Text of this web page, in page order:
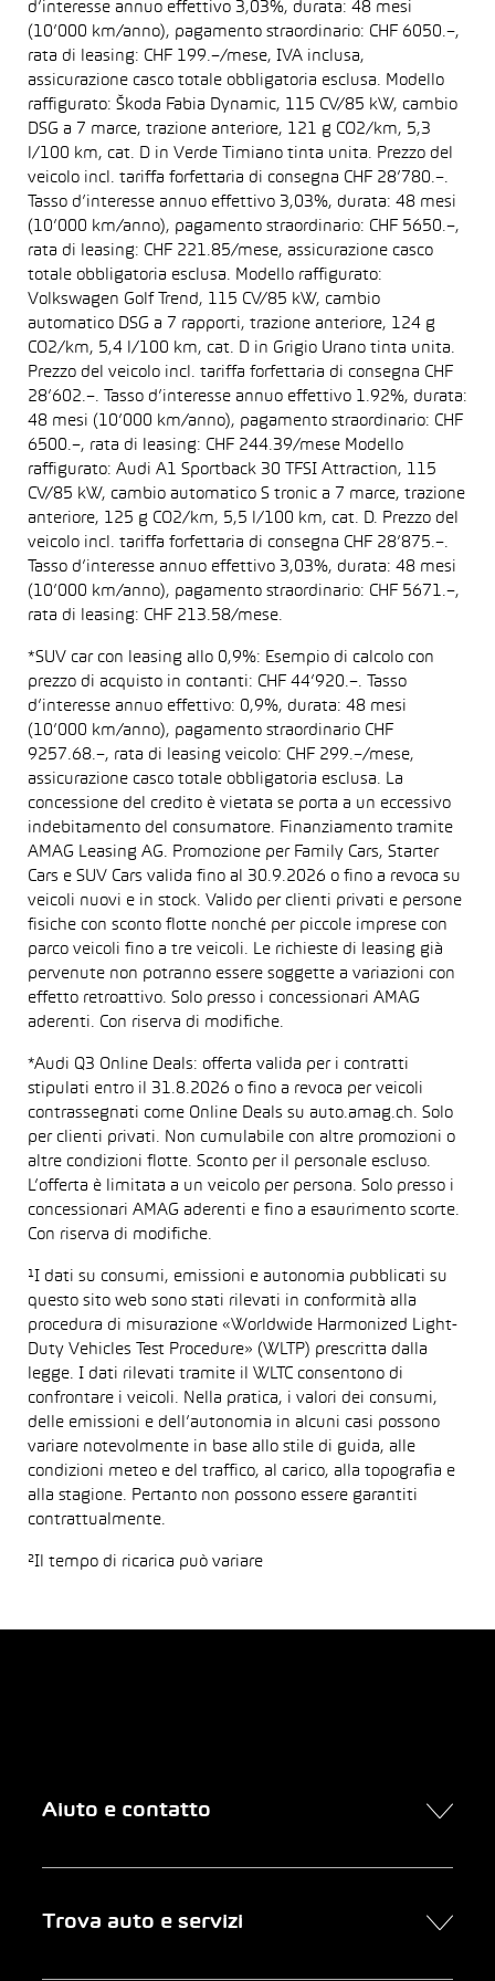
d’interesse annuo effettivo 3,03%, durata: 48 mesi
(10’000 km/anno), pagamento straordinario: CHF 6050.–,
rata di leasing: CHF 199.–/mese, IVA inclusa,
assicurazione casco totale obbligatoria esclusa. Modello
raffigurato: Škoda Fabia Dynamic, 115 CV/85 kW, cambio
DSG a 7 marce, trazione anteriore, 121 g CO2/km, 5,3
l/100 km, cat. D in Verde Timiano tinta unita. Prezzo del
veicolo incl. tariffa forfettaria di consegna CHF 28’780.–.
Tasso d’interesse annuo effettivo 3,03%, durata: 48 mesi
(10’000 km/anno), pagamento straordinario: CHF 5650.–,
rata di leasing: CHF 221.85/mese, assicurazione casco
totale obbligatoria esclusa. Modello raffigurato:
Volkswagen Golf Trend, 115 CV/85 kW, cambio
automatico DSG a 7 rapporti, trazione anteriore, 124 g
CO2/km, 5,4 l/100 km, cat. D in Grigio Urano tinta unita.
Prezzo del veicolo incl. tariffa forfettaria di consegna CHF
28’602.–. Tasso d’interesse annuo effettivo 1.92%, durata:
48 mesi (10’000 km/anno), pagamento straordinario: CHF
6500.–, rata di leasing: CHF 244.39/mese Modello
raffigurato: Audi A1 Sportback 30 TFSI Attraction, 115
CV/85 kW, cambio automatico S tronic a 7 marce, trazione
anteriore, 125 g CO2/km, 5,5 l/100 km, cat. D. Prezzo del
veicolo incl. tariffa forfettaria di consegna CHF 28’875.–.
Tasso d’interesse annuo effettivo 3,03%, durata: 48 mesi
(10’000 km/anno), pagamento straordinario: CHF 5671.–,
rata di leasing: CHF 213.58/mese.
*SUV car con leasing allo 0,9%: Esempio di calcolo con
prezzo di acquisto in contanti: CHF 44’920.–. Tasso
d’interesse annuo effettivo: 0,9%, durata: 48 mesi
(10’000 km/anno), pagamento straordinario CHF
9257.68.–, rata di leasing veicolo: CHF 299.–/mese,
assicurazione casco totale obbligatoria esclusa. La
concessione del credito è vietata se porta a un eccessivo
indebitamento del consumatore. Finanziamento tramite
AMAG Leasing AG. Promozione per Family Cars, Starter
Cars e SUV Cars valida fino al 30.9.2026 o fino a revoca su
veicoli nuovi e in stock. Valido per clienti privati e persone
fisiche con sconto flotte nonché per piccole imprese con
parco veicoli fino a tre veicoli. Le richieste di leasing già
pervenute non potranno essere soggette a variazioni con
effetto retroattivo. Solo presso i concessionari AMAG
aderenti. Con riserva di modifiche.
*Audi Q3 Online Deals: offerta valida per i contratti
stipulati entro il 31.8.2026 o fino a revoca per veicoli
contrassegnati come Online Deals su auto.amag.ch. Solo
per clienti privati. Non cumulabile con altre promozioni o
altre condizioni flotte. Sconto per il personale escluso.
L’offerta è limitata a un veicolo per persona. Solo presso i
concessionari AMAG aderenti e fino a esaurimento scorte.
Con riserva di modifiche.
¹I dati su consumi, emissioni e autonomia pubblicati su
questo sito web sono stati rilevati in conformità alla
procedura di misurazione «Worldwide Harmonized Light-
Duty Vehicles Test Procedure» (WLTP) prescritta dalla
legge. I dati rilevati tramite il WLTC consentono di
confrontare i veicoli. Nella pratica, i valori dei consumi,
delle emissioni e dell’autonomia in alcuni casi possono
variare notevolmente in base allo stile di guida, alle
condizioni meteo e del traffico, al carico, alla topografia e
alla stagione. Pertanto non possono essere garantiti
contrattualmente.
²Il tempo di ricarica può variare
Aiuto e contatto
Trova auto e servizi